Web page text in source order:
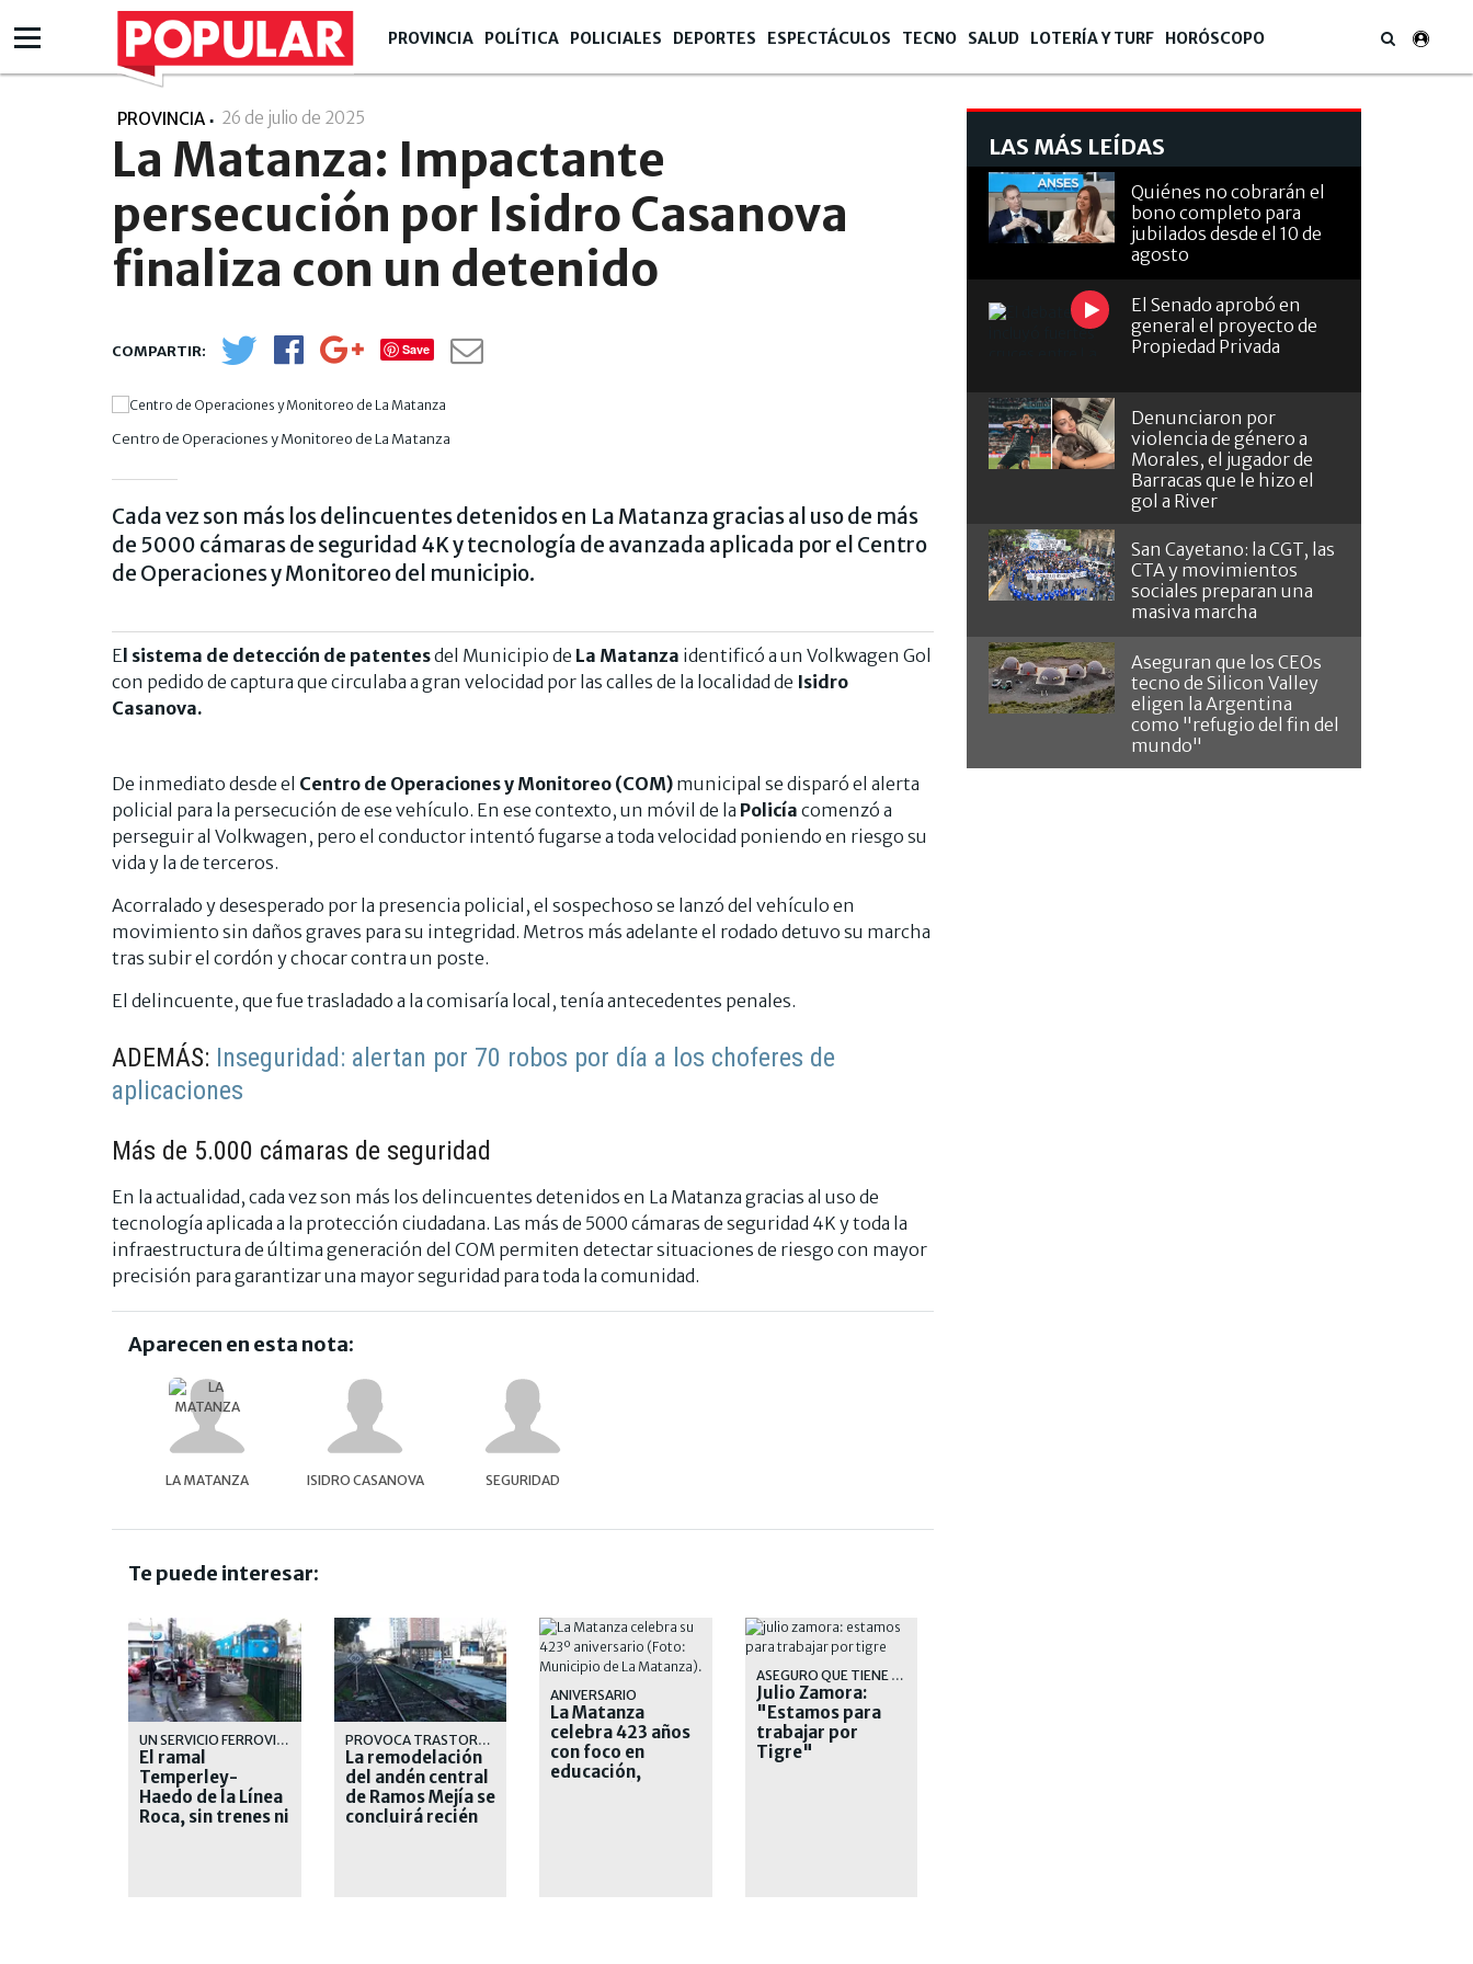
PROVINCIA POLÍTICA POLICIALES DEPORTES ESPECTÁCULOS TECNO SALUD LOTERÍA Y TURF HORÓSCOPO
PROVINCIA 26 de julio de 2025
La Matanza: Impactante
persecución por Isidro Casanova
finaliza con un detenido
Save
Centro de Operaciones y Monitoreo de La Matanza
Cada vez son más los delincuentes detenidos en La Matanza gracias al uso de más
de 5000 cámaras de seguridad 4K y tecnología de avanzada aplicada por el Centro
de Operaciones y Monitoreo del municipio.
El sistema de detección de patentesdel Municipio de La Matanza identificó a un Volkwagen Gol
con pedido de captura que circulaba a gran velocidad por las calles de la localidad de Isidro
Casanova.
De inmediato desde el Centro de Operaciones y Monitoreo (COM) municipal se disparó el alerta
policial para la persecución de ese vehículo. En ese contexto, un móvil de la Policía comenzó a
perseguir al Volkwagen, pero el conductor intentó fugarse a toda velocidad poniendo en riesgo su
vida y la de terceros.
Acorralado y desesperado por la presencia policial, el sospechoso se lanzó del vehículo en
movimiento sin daños graves para su integridad. Metros más adelante el rodado detuvo su marcha
tras subir el cordón y chocar contra un poste.
El delincuente, que fue trasladado a la comisaría local, tenía antecedentes penales.
ADEMÁS: Inseguridad: alertan por 70 robos por día a los choferes de
aplicaciones
Más de 5.000 cámaras de seguridad
En la actualidad, cada vez son más los delincuentes detenidos en La Matanza gracias al uso de
tecnología aplicada a la protección ciudadana. Las más de 5000 cámaras de seguridad 4K y toda la
infraestructura de última generación del COM permiten detectar situaciones de riesgo con mayor
precisión para garantizar una mayor seguridad para toda la comunidad.
Aparecen en esta nota:
LA MATANZA ISIDRO CASANOVA SEGURIDAD
Te puede interesar:
UN SERVICIO FERROVIARIO QUE CADA DIA SE DEGRADA MAS
El ramal
Temperley-
Haedo de la Línea
Roca, sin trenes ni
PROVOCA TRASTORNOS A LOS PASAJEROS Y AL SERVICIO DE LA LINEA SARMIENTO
La remodelación
del andén central
de Ramos Mejía se
concluirá recién
ANIVERSARIO
La Matanza
celebra 423 años
con foco en
educación,
ASEGURO QUE TIENE MUCHA OBRA POR DELANTE PARA EJECUTAR
Julio Zamora:
"Estamos para
trabajar por
Tigre"
LAS MÁS LEÍDAS
Quiénes no cobrarán el
bono completo para
jubilados desde el 10 de
agosto
El Senado aprobó en
general el proyecto de
Propiedad Privada
Denunciaron por
violencia de género a
Morales, el jugador de
Barracas que le hizo el
gol a River
San Cayetano: la CGT, las
CTA y movimientos
sociales preparan una
masiva marcha
Aseguran que los CEOs
tecno de Silicon Valley
eligen la Argentina
como "refugio del fin del
mundo"